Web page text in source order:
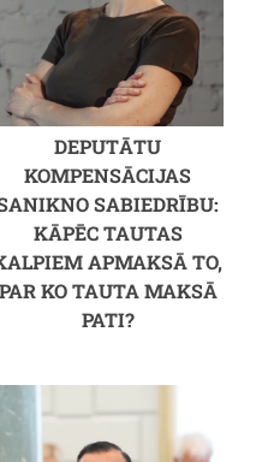
DEPUTĀTU
KOMPENSĀCIJAS
SABIEDRĪBU:
KĀPĒC TAUTAS
APMAKSĀ TO,
PAR KO TAUTA MAKSĀ
PATI?